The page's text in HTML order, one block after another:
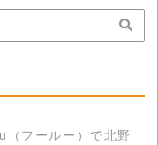
フールー）で北野